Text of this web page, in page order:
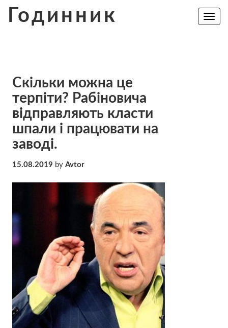
Годинник
Toggle
Скільки можна це
терпіти? Рабіновича
відправляють класти
шпали і працювати на
заводі.
15.08.2019 by Avtor